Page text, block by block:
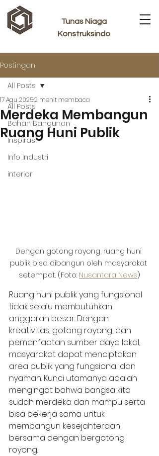
Tunas Niaga
Konstruksindo
Postingan
All Posts
Bahan Bangunan
Inspirasi
Info Industri
interior
All Posts
Merdeka Membangun
Ruang Huni Publik
17 Agu 20252 menit membaca
Dengan gotong royong, ruang huni
publik bisa dibangun oleh masyarakat
setempat. (Foto: Nusantara News)
Ruang huni publik yang fungsional
tidak selalu membutuhkan
anggaran besar. Dengan
kreativitas, gotong royong, dan
pemanfaatan sumber daya lokal,
masyarakat dapat menciptakan
area publik yang fungsional dan
nyaman. Kunci utamanya adalah
mengingat bahwa bangsa kita
sudah merdeka dan mampu serta
bisa bekerja sama untuk
membangun kesejahteraan
bersama dengan bergotong
royong.